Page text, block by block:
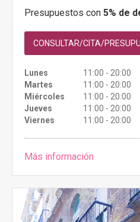
Presupuestos con 5% de
CONSULTAR/CITA/
Lunes
11:00 - 20:00
Martes
11:00 - 20:00
Miércoles
11:00 - 20:00
Jueves
11:00 - 20:00
Viernes
11:00 - 20:00
Más información